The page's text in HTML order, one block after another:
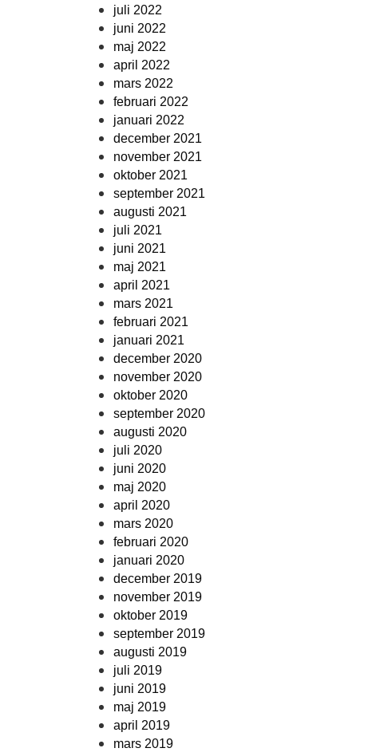
juli 2022
juni 2022
maj 2022
april 2022
mars 2022
februari 2022
januari 2022
december 2021
november 2021
oktober 2021
september 2021
augusti 2021
juli 2021
juni 2021
maj 2021
april 2021
mars 2021
februari 2021
januari 2021
december 2020
november 2020
oktober 2020
september 2020
augusti 2020
juli 2020
juni 2020
maj 2020
april 2020
mars 2020
februari 2020
januari 2020
december 2019
november 2019
oktober 2019
september 2019
augusti 2019
juli 2019
juni 2019
maj 2019
april 2019
mars 2019